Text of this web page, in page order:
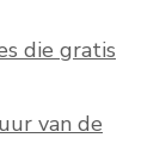
die gratis
van de